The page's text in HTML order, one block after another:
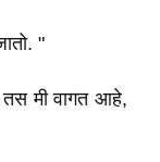
"
मी वागत आहे,